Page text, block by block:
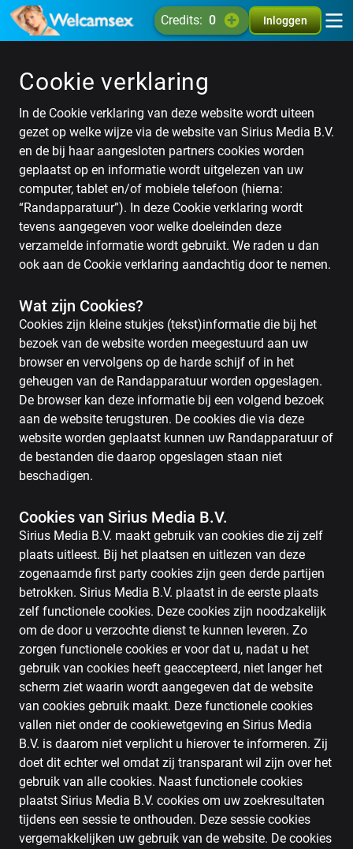
credits: 0 Inloggen
Cookie verklaring
In de Cookie verklaring van deze website wordt uiteen
gezet op welke wijze via de website van Sirius Media B.V.
en de bij haar aangesloten partners cookies worden
geplaatst op en informatie wordt uitgelezen van uw
computer, tablet en/of mobiele telefoon (hierna:
“Randapparatuur”). In deze Cookie verklaring wordt
tevens aangegeven voor welke doeleinden deze
verzamelde informatie wordt gebruikt. We raden u dan
ook aan de Cookie verklaring aandachtig door te nemen.
Wat zijn Cookies?
Cookies zijn kleine stukjes (tekst)informatie die bij het
bezoek van de website worden meegestuurd aan uw
browser en vervolgens op de harde schijf of in het
geheugen van de Randapparatuur worden opgeslagen.
De browser kan deze informatie bij een volgend bezoek
aan de website terugsturen. De cookies die via deze
website worden geplaatst kunnen uw Randapparatuur of
de bestanden die daarop opgeslagen staan niet
beschadigen.
Cookies van Sirius Media B.V.
Sirius Media B.V. maakt gebruik van cookies die zij zelf
plaats uitleest. Bij het plaatsen en uitlezen van deze
zogenaamde first party cookies zijn geen derde partijen
betrokken. Sirius Media B.V. plaatst in de eerste plaats
zelf functionele cookies. Deze cookies zijn noodzakelijk
om de door u verzochte dienst te kunnen leveren. Zo
zorgen functionele cookies er voor dat u, nadat u het
gebruik van cookies heeft geaccepteerd, niet langer het
scherm ziet waarin wordt aangegeven dat de website
van cookies gebruik maakt. Deze functionele cookies
vallen niet onder de cookiewetgeving en Sirius Media
B.V. is daarom niet verplicht u hierover te informeren. Zij
doet dit echter wel omdat zij transparant wil zijn over het
gebruik van alle cookies. Naast functionele cookies
plaatst Sirius Media B.V. cookies om uw zoekresultaten
tijdens een sessie te onthouden. Deze sessie cookies
vergemakkelijken uw gebruik van de website. De cookies